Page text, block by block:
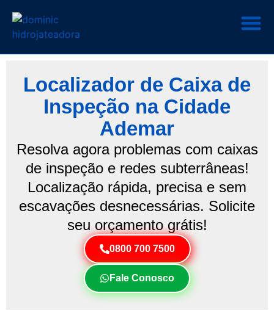
Localizador de Caixa de
Inspeção na Cidade
Ademar
Resolva agora problemas com caixas
de inspeção e redes subterrâneas!
Localização rápida, precisa e sem
escavações desnecessárias. Solicite
seu orçamento grátis!
0800 700 7500
Fale Conosco